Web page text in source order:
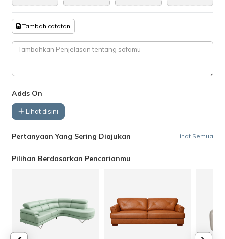
Tambah catatan
Adds On
Lihat disini
Pertanyaan Yang Sering Diajukan Lihat Semua
Pilihan Berdasarkan Pencarianmu